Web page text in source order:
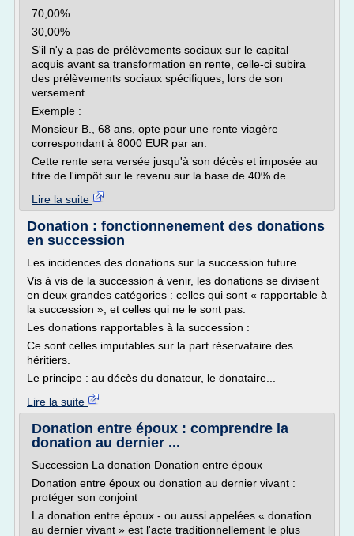
70,00%
30,00%
S'il n'y a pas de prélèvements sociaux sur le capital
acquis avant sa transformation en rente, celle-ci subira
des prélèvements sociaux spécifiques, lors de son
versement.
Exemple :
Monsieur B., 68 ans, opte pour une rente viagère
correspondant à 8000 EUR par an.
Cette rente sera versée jusqu'à son décès et imposée au
titre de l'impôt sur le revenu sur la base de 40% de...
Lire la suite
Donation : fonctionnenement des donations
en succession
Les incidences des donations sur la succession future
Vis à vis de la succession à venir, les donations se divisent
en deux grandes catégories : celles qui sont « rapportable à
la succession », et celles qui ne le sont pas.
Les donations rapportables à la succession :
Ce sont celles imputables sur la part réservataire des
héritiers.
Le principe : au décès du donateur, le donataire...
Lire la suite
Donation entre époux : comprendre la
donation au dernier ...
Succession La donation Donation entre époux
Donation entre époux ou donation au dernier vivant :
protéger son conjoint
La donation entre époux - ou aussi appelées « donation
au dernier vivant » est l'acte traditionnellement le plus